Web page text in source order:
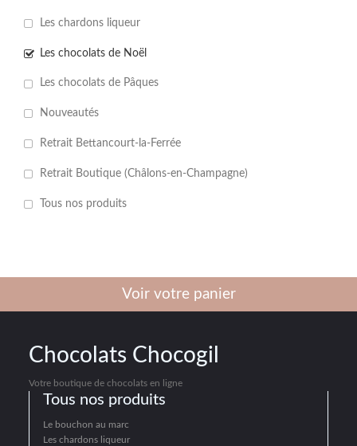
Les chardons liqueur
Les chocolats de Noël
Les chocolats de Pâques
Nouveautés
Retrait Bettancourt-la-Ferrée
Retrait Boutique (Châlons-en-Champagne)
Tous nos produits
Voir votre panier
Chocolats Chocogil
Votre boutique de chocolats en ligne
Tous nos produits
Le bouchon au marc
Les chardons liqueur